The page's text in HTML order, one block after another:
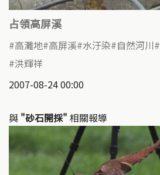
占領高屏溪
高灘地 高屏溪 水汙染 自然河川
洪輝祥
2007-08-24 00:00
與 "砂石開採" 相關報導